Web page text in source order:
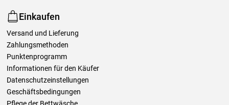
Einkaufen
Versand und Lieferung
Zahlungsmethoden
Punktenprogramm
Informationen für den Käufer
Datenschutzeinstellungen
Geschäftsbedingungen